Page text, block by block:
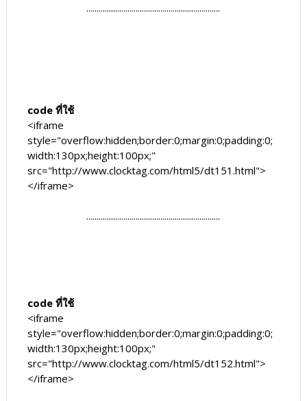
.................................................................
code ที่ใช้
<iframe
style="overflow:hidden;border:0;margin:0;padding:0;
width:130px;height:100px;"
src="http://www.clocktag.com/html5/dt151.html">
</iframe>
.................................................................
code ที่ใช้
<iframe
style="overflow:hidden;border:0;margin:0;padding:0;
width:130px;height:100px;"
src="http://www.clocktag.com/html5/dt152.html">
</iframe>